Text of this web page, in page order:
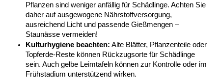
Pflanzen sind weniger anfällig für Schädlinge. Achten Sie
daher auf ausgewogene Nährstoffversorgung,
ausreichend Licht und passende Gießmengen –
Staunässe vermeiden!
Kulturhygiene beachten: Alte Blätter, Pflanzenteile oder
Topferde-Reste können Rückzugsorte für Schädlinge
sein. Auch gelbe Leimtafeln können zur Kontrolle oder im
Frühstadium unterstützend wirken.